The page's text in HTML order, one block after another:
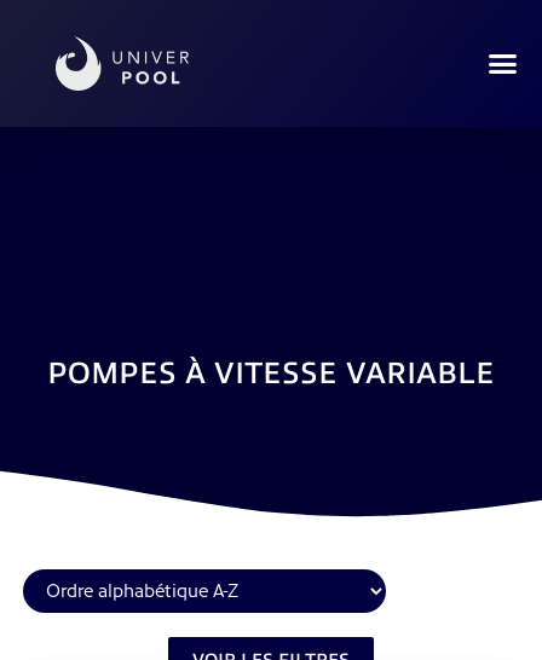
POMPES À VITESSE VARIABLE